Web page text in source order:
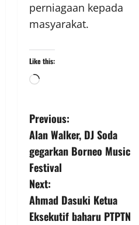
perniagaan kepada
masyarakat.
Like this:
Previous:
Alan Walker, DJ Soda
gegarkan Borneo Music
Festival
Next:
Ahmad Dasuki Ketua
Eksekutif baharu PTPTN